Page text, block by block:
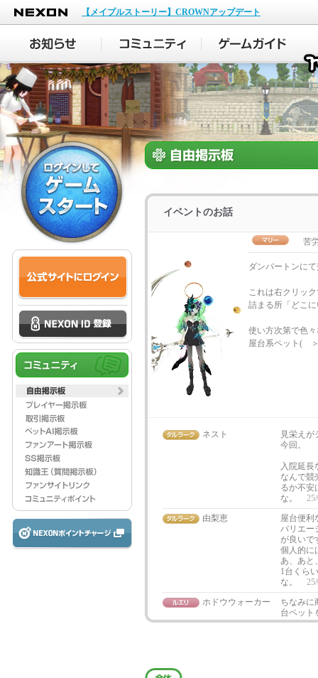
NEXON
【メイプルストーリー】CROWNアップデート
イベントのお話
苦
ダンバートンに
これは右クリッ
詰まる所「どこ
使い方次第で色
屋台系ペット(
ネスト
見栄えが
今回。
入院延長
なんで競
るか不安
な。
由梨恵
屋台便利
バリエー
が良いで
個人的に
あ、あと
1台くら
な。
ホドウウォーカー
ちなみに
台ペット